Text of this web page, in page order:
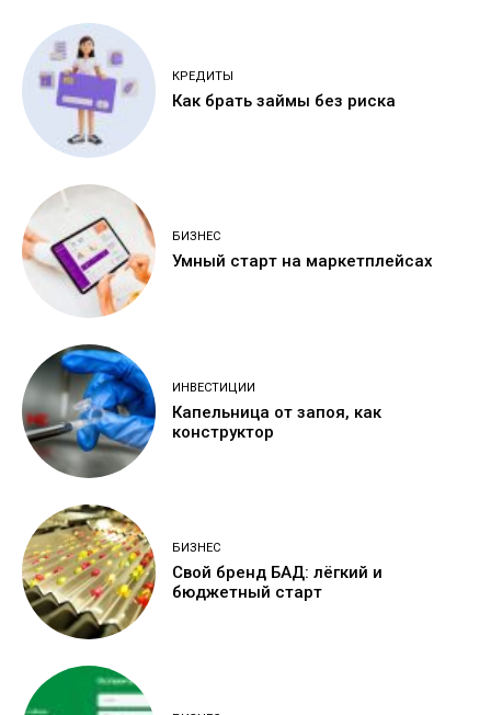
КРЕДИТЫ
Как брать займы без риска
БИЗНЕС
Умный старт на маркетплейсах
ИНВЕСТИЦИИ
Капельница от запоя, как
конструктор
БИЗНЕС
Свой бренд БАД: лёгкий и
бюджетный старт